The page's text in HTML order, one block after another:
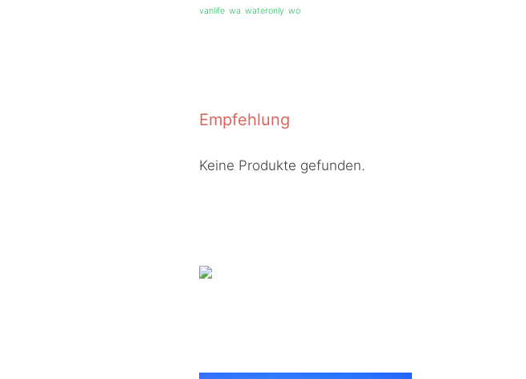
vanlife wa wateronly wo
Empfehlung
Keine Produkte gefunden.